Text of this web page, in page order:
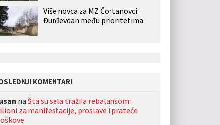
Više novca za MZ Čortanovci:
Đurđevdan među prioritetima
KOMENTARI
na Šta su sela tražila rebalansom:
za manifestacije, proslave i prateće